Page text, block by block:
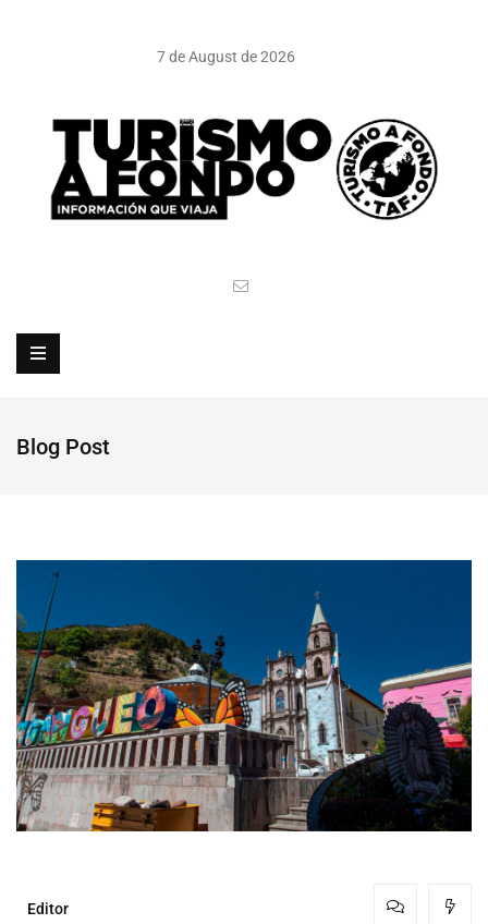
7 de August de 2026
Blog Post
Editor